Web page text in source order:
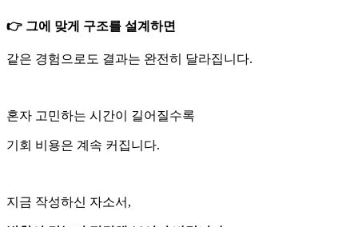
👉 그에 맞게 구조를 설계하면
같은 경험으로도 결과는 완전히 달라집니다.
혼자 고민하는 시간이 길어질수록
기회 비용은 계속 커집니다.
지금 작성하신 자소서,